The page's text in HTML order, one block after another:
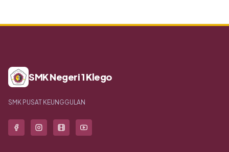
SMK Negeri 1 Klego
SMK PUSAT KEUNGGULAN